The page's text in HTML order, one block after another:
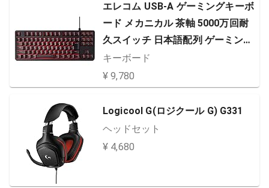
エレコム USB-A ゲーミングキーボ
ード メカニカル 茶軸 5000万回耐
久スイッチ 日本語配列 ゲーミング
キーキャップ付属 全キーロールオ
ーバー対応 LED搭載 ブラック ECT
K-G01UKBK
キーボード
¥ 9,780
Logicool G(ロジクール G) G331
ヘッドセット
¥ 4,680